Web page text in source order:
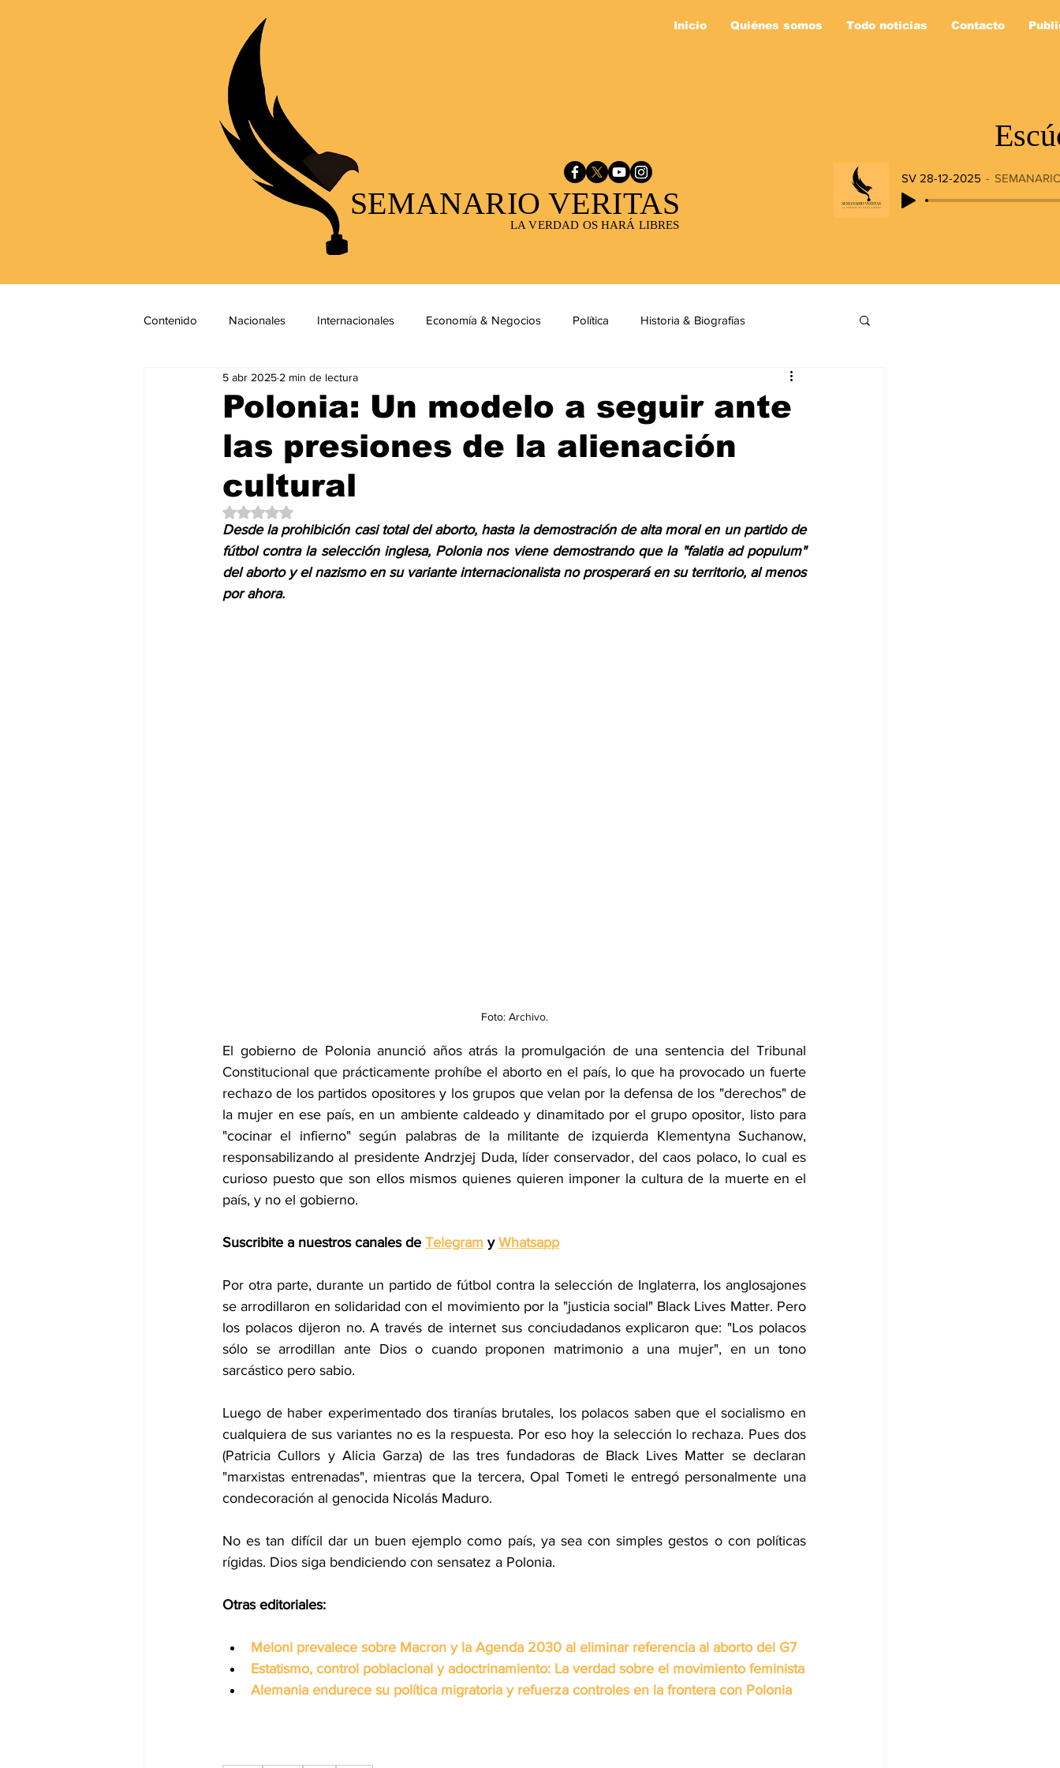
Inicio Quiénes somos Todo noticias Contacto
LA VERDAD OS HARÁ LIBRES
SEMANARIO VERITAS
SV 28-12-2025
Contenido Nacionales Internacionales Economía & Negocios Política Historia & Biografías
Salud & Bienestar Editorial
Mundo Gastronómico Mundo Animal Arte & Cultura Deportes
Polonia: Un modelo a seguir ante
las presiones de la alienación
cultural
5 abr 2025 2 min de lectura
Obtuvo NaN de 5 estrellas.
Desde la prohibición casi total del aborto, hasta la demostración de alta moral en un partido de
fútbol contra la selección inglesa, Polonia nos viene demostrando que la "falatia ad populum"
del aborto y el nazismo en su variante internacionalista no prosperará en su territorio, al menos
por ahora.
Foto: Archivo.
El gobierno de Polonia anunció años atrás la promulgación de una sentencia del Tribunal
Constitucional que prácticamente prohíbe el aborto en el país, lo que ha provocado un fuerte
rechazo de los partidos opositores y los grupos que velan por la defensa de los "derechos" de
la mujer en ese país, en un ambiente caldeado y dinamitado por el grupo opositor, listo para
"cocinar el infierno" según palabras de la militante de izquierda Klementyna Suchanow,
responsabilizando al presidente Andrzjej Duda, líder conservador, del caos polaco, lo cual es
curioso puesto que son ellos mismos quienes quieren imponer la cultura de la muerte en el
país, y no el gobierno.
Suscribite a nuestros canales de Telegram y Whatsapp
Por otra parte, durante un partido de fútbol contra la selección de Inglaterra, los anglosajones
se arrodillaron en solidaridad con el movimiento por la "justicia social" Black Lives Matter. Pero
los polacos dijeron no. A través de internet sus conciudadanos explicaron que: "Los polacos
sólo se arrodillan ante Dios o cuando proponen matrimonio a una mujer", en un tono
sarcástico pero sabio.
Luego de haber experimentado dos tiranías brutales, los polacos saben que el socialismo en
cualquiera de sus variantes no es la respuesta. Por eso hoy la selección lo rechaza. Pues dos
(Patricia Cullors y Alicia Garza) de las tres fundadoras de Black Lives Matter se declaran
"marxistas entrenadas", mientras que la tercera, Opal Tometi le entregó personalmente una
condecoración al genocida Nicolás Maduro.
No es tan difícil dar un buen ejemplo como país, ya sea con simples gestos o con políticas
rígidas. Dios siga bendiciendo con sensatez a Polonia.
Otras editoriales:
Meloni prevalece sobre Macron y la Agenda 2030 al eliminar referencia al aborto del G7
Estatismo, control poblacional y adoctrinamiento: La verdad sobre el movimiento feminista
Alemania endurece su política migratoria y refuerza controles en la frontera con Polonia